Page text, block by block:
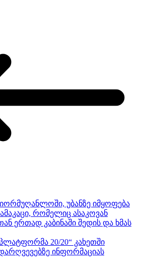
უბანზე იმყოფება
რომელიც ასაკოვან
ერთად კაბინაში შედის და ხმას
20/20“ კახეთში
ინფორმაციას